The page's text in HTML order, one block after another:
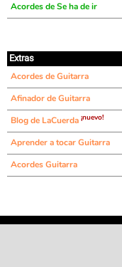
Acordes de Se ha de ir
Extras
Acordes de Guitarra
Afinador de Guitarra
Blog de LaCuerda ¡nuevo!
Aprender a tocar Guitarra
Acordes Guitarra